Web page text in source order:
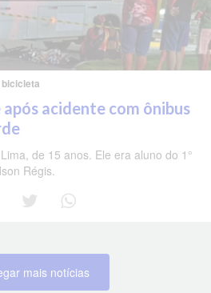
acidente com ônibus
de 15 anos. Ele era aluno do 1°
Régis.
mais notícias